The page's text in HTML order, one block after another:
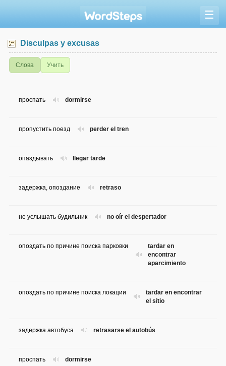
☰
Disculpas y excusas
Слова Учить
dormirse
проспать
perder el tren
пропустить поезд
llegar tarde
опаздывать
retraso
задержка, опоздание
no oír el despertador
не услышать будильник
tardar en
encontrar
aparcimiento
опоздать по причине поиска парковки
tardar en encontrar
el sitio
опоздать по причине поиска локации
retrasarse el autobús
задержка автобуса
dormirse
проспать